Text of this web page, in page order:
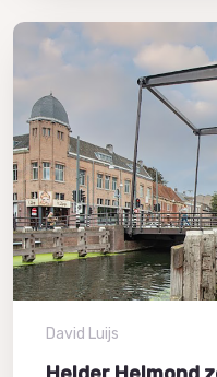
David Luijs